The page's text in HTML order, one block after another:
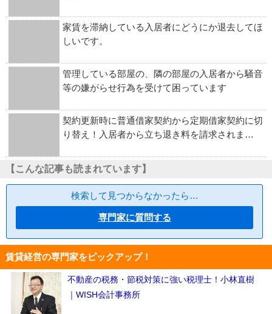
家賃を滞納している入居者にどうにか退去してほ
しいです。
管理している部屋の、隣の部屋の入居者から騒音
等の嫌がらせ行為を受けて困っています
契約更新時に普通借家契約から定期借家契約に切
り替え！入居者から立ち退き料を請求されま…
【こんな記事も読まれています】
検索して見つからなかったら…
専門家に質問する
賃貸経営の専門家をピックアップ！
不動産の税務・節税対策に強い税理士！小林直樹
｜WISH会計事務所